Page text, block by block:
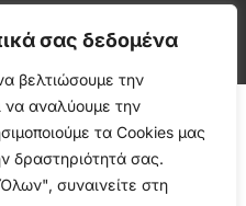
σας δεδομένα
βελτιώσουμε την
να αναλύουμε την
τα Cookies μας
δραστηριότητά σας.
συναινείτε στη